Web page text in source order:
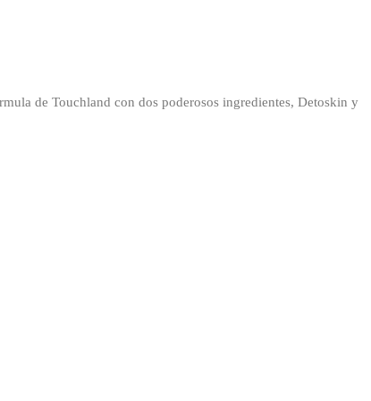
de Touchland con dos poderosos ingredientes, Detoskin y